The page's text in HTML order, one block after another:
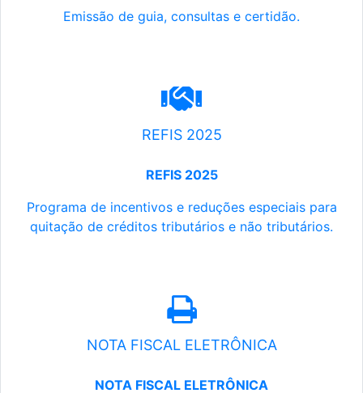
Emissão de guia, consultas e certidão.
REFIS 2025
REFIS 2025
Programa de incentivos e reduções especiais para
quitação de créditos tributários e não tributários.
NOTA FISCAL ELETRÔNICA
NOTA FISCAL ELETRÔNICA